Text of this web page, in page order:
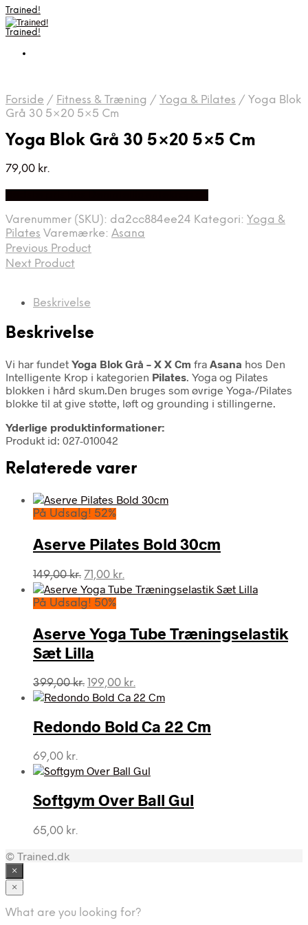
Trained!
Trained!
Forside / Fitness & Træning / Yoga & Pilates / Yoga Blok
Grå 30 5×20 5×5 Cm
Yoga Blok Grå 30 5×20 5×5 Cm
79,00 kr.
Varenummer (SKU): da2cc884ee24 Kategori: Yoga &
Pilates Varemærke: Asana
Previous Product
Next Product
Beskrivelse
Beskrivelse
Vi har fundet Yoga Blok Grå – X X Cm fra Asana hos Den
Intelligente Krop i kategorien Pilates. Yoga og Pilates
blokken i hård skum.Den bruges som øvrige Yoga-/Pilates
blokke til at give støtte, løft og grounding i stillingerne.
Yderlige produktinformationer:
Produkt id: 027-010042
Relaterede varer
På Udsalg! 52%
Aserve Pilates Bold 30cm
149,00kr. Den
oprindelige
pris
149,00 kr..
71,00 kr.
aktuelle
71,00 kr..
På Udsalg! 50%
Aserve Yoga Tube Træningselastik
Sæt Lilla
399,00kr. Den
oprindelige
var:
399,00 kr..
199,00 kr.
aktuelle
er:
199,00 kr..
Redondo Bold Ca 22 Cm
69,00 kr.
Softgym Over Ball Gul
65,00 kr.
© Trained.dk
×
×
What are you looking for?